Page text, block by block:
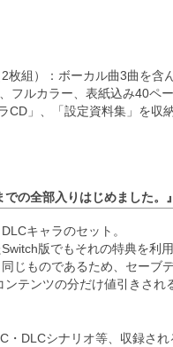
枚組）：ボーカル曲3曲を含
フルカラー、表紙込み40ペ
CD」、「設定資料集」を収
での全部入りはじめました。
キャラのセット。
版でもそれの特典を利用
じものであるため、セーブ
テンツの分だけ値引きされ
・DLCシナリオ等、収録さ